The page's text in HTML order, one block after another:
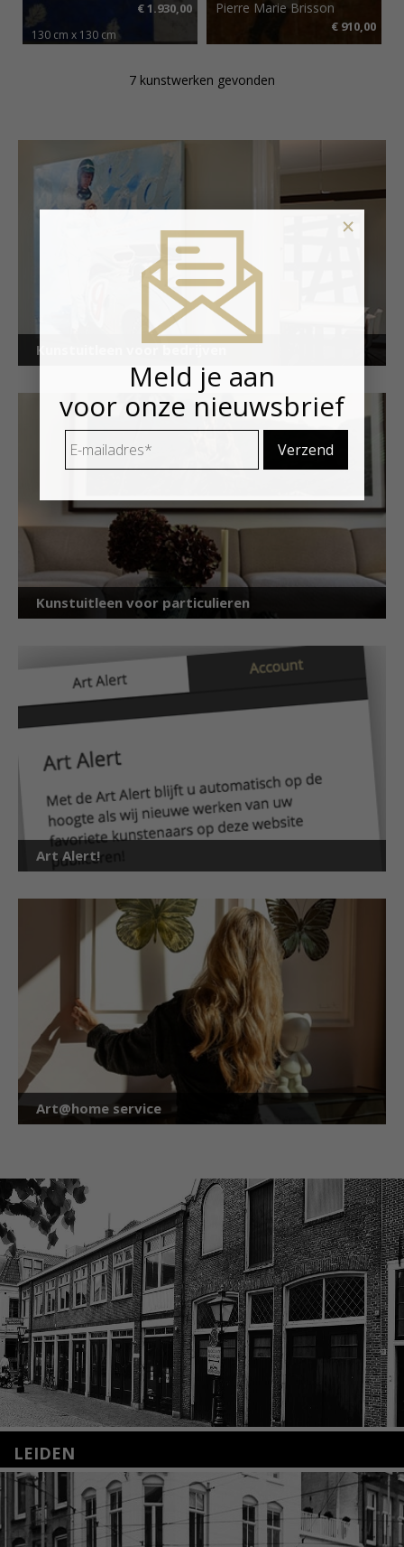
€ 1.930,00
130 cm x 130 cm
Pierre Marie Brisson
€ 910,00
7 kunstwerken gevonden
Kunstuitleen voor bedrijven
Kunstuitleen voor particulieren
Art Alert!
Art@home service
LEIDEN
Nieuwstraat 35
2312 KA Leiden
+31(0)71 – 52 84 480
info@kunsthuisleiden.nl
Meld je aan
voor onze nieuwsbrief
mailadres *
×